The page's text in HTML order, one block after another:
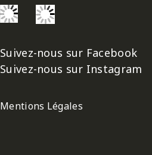
Suivez-nous sur Facebook
Suivez-nous sur Instagram
Mentions Légales